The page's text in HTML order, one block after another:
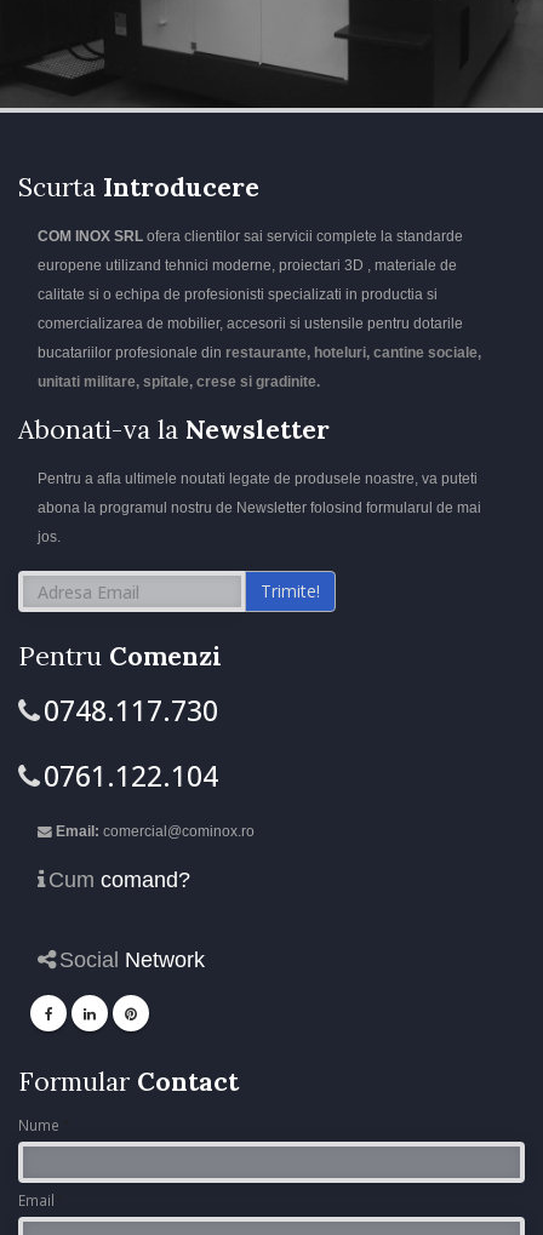
Scurta Introducere
COM INOX SRL ofera clientilor sai servicii complete la standarde
europene utilizand tehnici moderne, proiectari 3D , materiale de
calitate si o echipa de profesionisti specializati in productia si
comercializarea de mobilier, accesorii si ustensile pentru dotarile
bucatariilor profesionale din restaurante, hoteluri, cantine sociale,
unitati militare, spitale, crese si gradinite.
Abonati-va la Newsletter
Pentru a afla ultimele noutati legate de produsele noastre, va puteti
abona la programul nostru de Newsletter folosind formularul de mai
jos.
Trimite!
Pentru Comenzi
0748.117.730
0761.122.104
Email: comercial@cominox.ro
Cum comand?
Social Network
Formular Contact
Nume
Email